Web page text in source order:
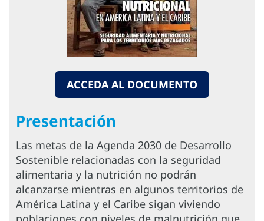
ACCEDA AL DOCUMENTO
Presentación
Las metas de la Agenda 2030 de Desarrollo
Sostenible relacionadas con la seguridad
alimentaria y la nutrición no podrán
alcanzarse mientras en algunos territorios de
América Latina y el Caribe sigan viviendo